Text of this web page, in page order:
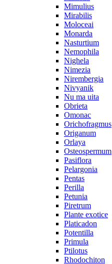
Mimulius
Mirabilis
Moloceai
Monarda
Nasturtium
Nemophila
Nighela
Nimezia
Nirembergia
Nivyanik
Nu ma uita
Obrieta
Omonac
Orichofragmus
Origanum
Orlaya
Osteospermum
Pasiflora
Pelargonia
Pentas
Perilla
Petunia
Piretrum
Plante exotice
Platicadon
Potentilla
Primula
Ptilotus
Rhodochiton